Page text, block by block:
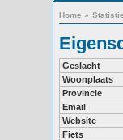
Home »
Geslacht
Woonplaats
Provincie
Email
Website
Fiets